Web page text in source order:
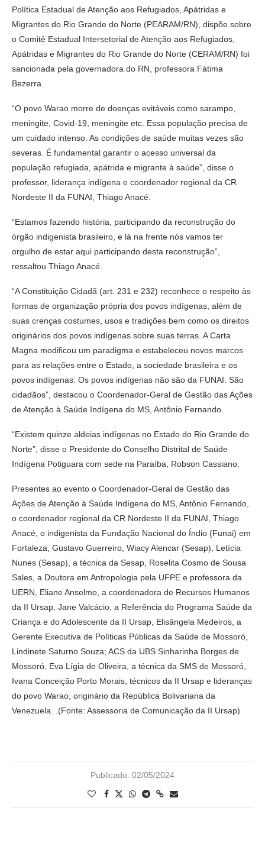
Política Estadual de Atenção aos Refugiados, Apátridas e
Migrantes do Rio Grande do Norte (PEARAM/RN), dispõe sobre
o Comitê Estadual Intersetorial de Atenção aos Refugiados,
Apátridas e Migrantes do Rio Grande do Norte (CERAM/RN) foi
sancionada pela governadora do RN, professora Fátima
Bezerra.
“O povo Warao morre de doenças evitáveis como sarampo,
meningite, Covid-19, meningite etc. Essa população precisa de
um cuidado intenso. As condições de saúde muitas vezes são
severas. É fundamental garantir o acesso universal da
população refugiada, apátrida e migrante à saúde”, disse o
professor, liderança indígena e coordenador regional da CR
Nordeste II da FUNAI, Thiago Anacé.
“Estamos fazendo história, participando da reconstrução do
órgão indigenista brasileiro, e lá na frente nós vamos ter
orgulho de estar aqui participando desta reconstrução”,
ressaltou Thiago Anacé.
“A Constituição Cidadã (art. 231 e 232) reconhece o respeito às
formas de organização própria dos povos indígenas, além de
suas crenças costumes, usos e tradições bem como os direitos
originários dos povos indígenas sobre suas terras. A Carta
Magna modificou um paradigma e estabeleceu novos marcos
para as relações entre o Estado, a sociedade brasileira e os
povos indígenas. Os povos indígenas não são da FUNAI. São
cidadãos”, destacou o Coordenador-Geral de Gestão das Ações
de Atenção à Saúde Indígena do MS, Antônio Fernando.
“Existem quinze aldeias indígenas no Estado do Rio Grande do
Norte”, disse o Presidente do Conselho Distrital de Saúde
Indígena Potiguara com sede na Paraíba, Robson Cassiano.
Presentes ao evento o Coordenador-Geral de Gestão das
Ações de Atenção à Saúde Indígena do MS, Antônio Fernando,
o coordenador regional da CR Nordeste II da FUNAI, Thiago
Anacé, o indigenista da Fundação Nacional do Índio (Funai) em
Fortaleza, Gustavo Guerreiro, Wiacy Alencar (Sesap), Letícia
Nunes (Sesap), a técnica da Sesap, Roselita Cosmo de Sousa
Sales, a Doutora em Antropologia pela UFPE e professora da
UERN, Eliane Anselmo, a coordenadora de Recursos Humanos
da II Ursap, Jane Valcácio, a Referência do Programa Saúde da
Criança e do Adolescente da II Ursap, Elisângela Medeiros, a
Gerente Executiva de Políticas Públicas da Saúde de Mossoró,
Lindinete Saturno Souza; ACS da UBS Sinharinha Borges de
Mossoró, Eva Lígia de Oliveira, a técnica da SMS de Mossoró,
Ivana Conceição Porto Morais, técnicos da II Ursap e lideranças
do povo Warao, originário da República Bolivariana da
Venezuela. .(Fonte: Assessoria de Comunicação da II Ursap)
Publicado: 02/05/2024